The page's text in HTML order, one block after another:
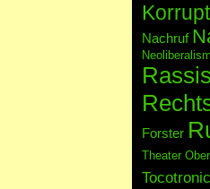
Nachruf
Forster
Theater
Tocotronic